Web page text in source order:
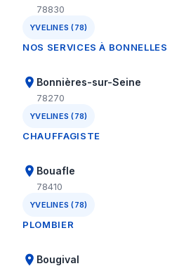
78830
YVELINES (78)
NOS SERVICES À BONNELLES
Bonnières-sur-Seine
78270
YVELINES (78)
CHAUFFAGISTE
Bouafle
78410
YVELINES (78)
PLOMBIER
Bougival